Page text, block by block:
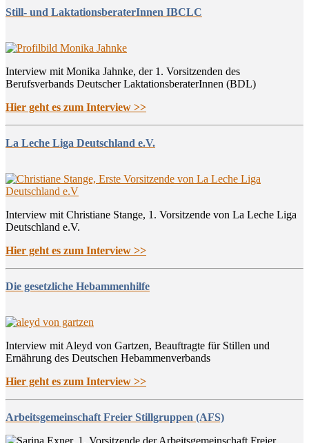
Still- und LaktationsberaterInnen IBCLC
Interview mit Monika Jahnke, der 1. Vorsitzenden des
Berufsverbands Deutscher LaktationsberaterInnen (BDL)
Hier geht es zum Interview >>
La Leche Liga Deutschland e.V.
Interview mit Christiane Stange, 1. Vorsitzende von La Leche Liga
Deutschland e.V.
Hier geht es zum Interview >>
Die gesetzliche Hebammenhilfe
Interview mit Aleyd von Gartzen, Beauftragte für Stillen und
Ernährung des Deutschen Hebammenverbands
Hier geht es zum Interview >>
Arbeitsgemeinschaft Freier Stillgruppen (AFS)